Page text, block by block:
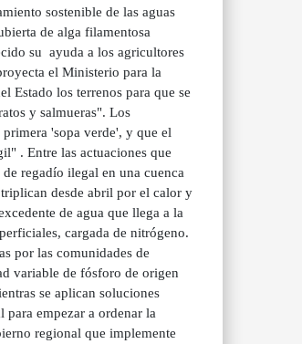
sostenible de las aguas
de alga filamentosa
su ayuda a los agricultores
el Ministerio para la
Estado los terrenos para que se
y salmueras". Los
'sopa verde', y que el
. Entre las actuaciones que
regadío ilegal en una cuenca
desde abril por el calor y
de agua que llega a la
cargada de nitrógeno.
por las comunidades de
variable de fósforo de origen
se aplican soluciones
para empezar a ordenar la
regional que implemente